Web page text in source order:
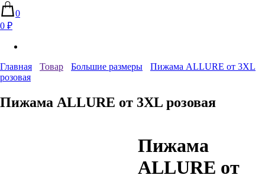
0
0 ₽
Главная Товар Большие размеры
Пижама ALLURE от 3XL
розовая
Пижама ALLURE от 3XL розовая
Пижама
ALLURE от